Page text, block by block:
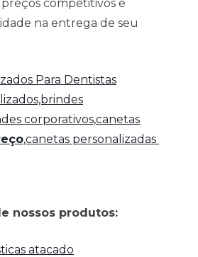
competitivos e
na entrega de seu
Para Dentistas
corporativos,canetas
,canetas personalizadas
nossos produtos:
atacado